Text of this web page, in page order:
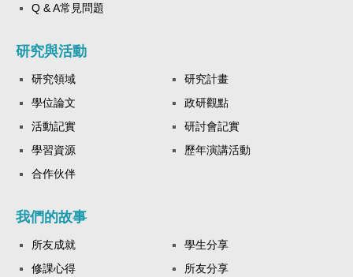
Q & A常見問題
研究與活動
研究領域
研究計畫
學位論文
政研觀點
活動記實
研討會記實
學習資源
歷年演講活動
合作伙伴
我們的故事
所友成就
學生分享
修課心得
所友分享